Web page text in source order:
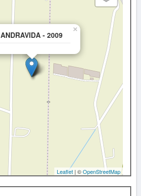
ANDRAVIDA - 2009
×
Leaflet | ©OpenStreetMap